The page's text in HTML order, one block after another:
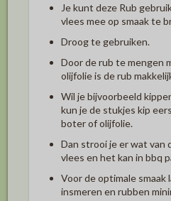
Je kunt deze Rub
vlees mee op smaak te
Droog te gebruiken.
Door de rub te mengen
olijfolie is de rub
Wil je bijvoorbeeld
kun je de stukjes kip
boter of olijfolie.
Dan strooi je er wat van
vlees en het kan in bbq
Voor de optimale smaak
insmeren en rubben